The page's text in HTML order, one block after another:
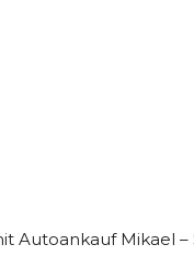
Autoankauf Mikael